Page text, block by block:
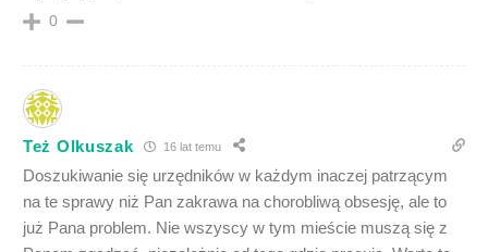
0
Też Olkuszak 16 lat temu
Doszukiwanie się urzędników w każdym inaczej patrzącym
na te sprawy niż Pan zakrawa na chorobliwą obsesję, ale to
już Pana problem. Nie wszyscy w tym mieście muszą się z